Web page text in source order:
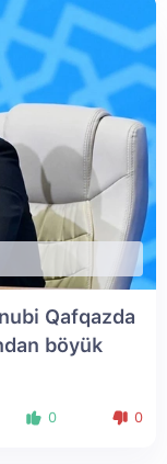
Qafqazda
böyük
0 0